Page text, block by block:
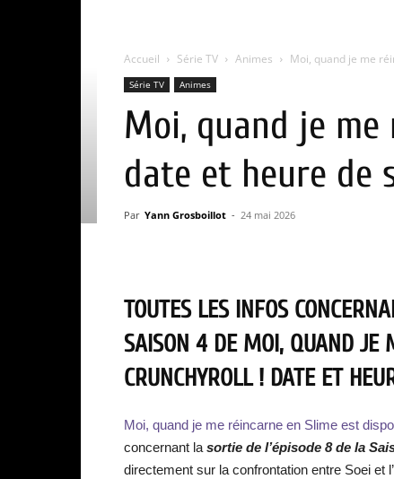
Accueil Série TV Animes Moi, quand je me
Série TV Animes
Moi, quand je me
date et heure de
Par Yann Grosboillot - 24 mai 2026
TOUTES LES INFOS
SAISON 4 DE MOI, QUAND JE
CRUNCHYROLL ! DATE ET
Moi, quand je me réincarne en Slime est
concernant la sortie de l’épisode 8 de la
directement sur la confrontation entre Soei et